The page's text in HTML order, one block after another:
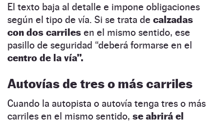
El texto baja al detalle e impone obligaciones
según el tipo de vía. Si se trata de calzadas
con dos carriles en el mismo sentido, ese
pasillo de seguridad “deberá formarse en el
centro de la vía”.
Autovías de tres o más carriles
Cuando la autopista o autovía tenga tres o más
carriles en el mismo sentido, se abrirá el